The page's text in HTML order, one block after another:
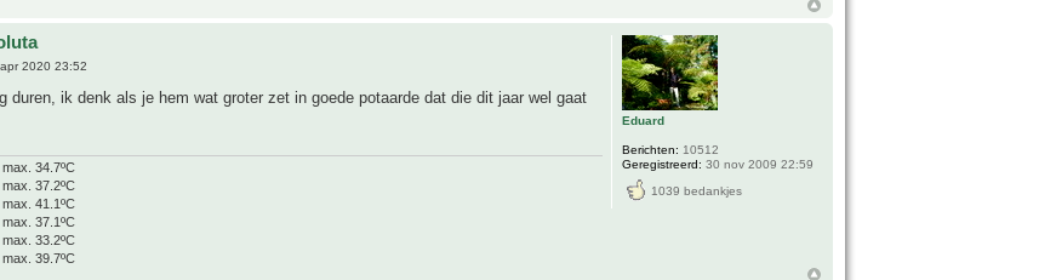
2020 23:52
duren, ik denk als je hem wat groter zet in goede potaarde dat die dit jaar wel gaat
34.7ºC
37.2ºC
41.1ºC
37.1ºC
33.2ºC
39.7ºC
Eduard
Berichten: 10512
Geregistreerd: 30 nov 2009 22:59
1039 bedankjes